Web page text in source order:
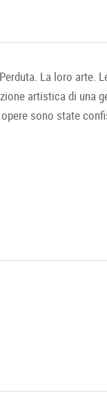
La loro arte.
artistica di una
sono state